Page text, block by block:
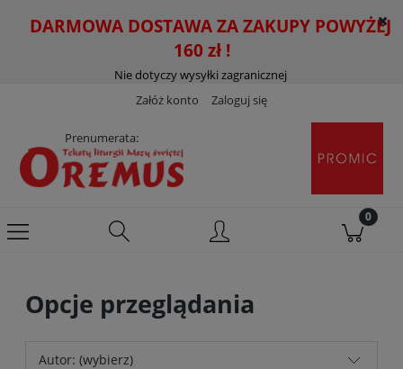
DARMOWA DOSTAWA ZA ZAKUPY POWYŻEJ
160 zł !
Nie dotyczy wysyłki zagranicznej
Załóż konto
Zaloguj się
Prenumerata:
Opcje przeglądania
Autor: (wybierz)